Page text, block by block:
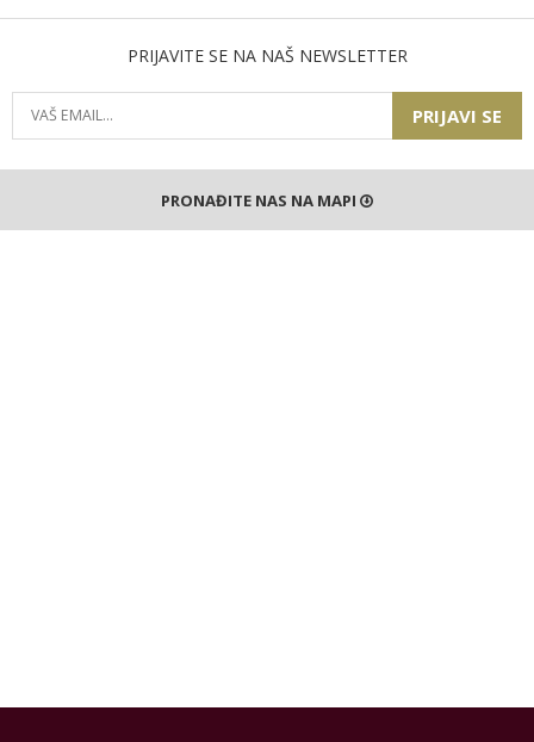
PRIJAVITE SE NA NAŠ NEWSLETTER
PRIJAVI SE
PRONAĐITE NAS NA MAPI